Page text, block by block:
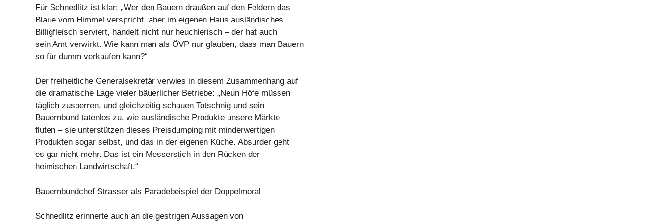
Für Schnedlitz ist klar: „Wer den Bauern draußen auf den Feldern das
Blaue vom Himmel verspricht, aber im eigenen Haus ausländisches
Billigfleisch serviert, handelt nicht nur heuchlerisch – der hat auch
sein Amt verwirkt. Wie kann man als ÖVP nur glauben, dass man Bauern
so für dumm verkaufen kann?“
Der freiheitliche Generalsekretär verwies in diesem Zusammenhang auf
die dramatische Lage vieler bäuerlicher Betriebe: „Neun Höfe müssen
täglich zusperren, und gleichzeitig schauen Totschnig und sein
Bauernbund tatenlos zu, wie ausländische Produkte unsere Märkte
fluten – sie unterstützen dieses Preisdumping mit minderwertigen
Produkten sogar selbst, und das in der eigenen Küche. Absurder geht
es gar nicht mehr. Das ist ein Messerstich in den Rücken der
heimischen Landwirtschaft.“
Bauernbundchef Strasser als Paradebeispiel der Doppelmoral
Schnedlitz erinnerte auch an die gestrigen Aussagen von